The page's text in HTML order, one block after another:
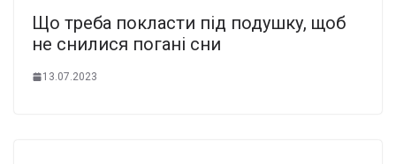
Що треба покласти під подушку, щоб
не снилися погані сни
13.07.2023